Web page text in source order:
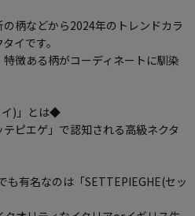
柄などから2024年のトレンドカラ
イです。
徴ある柄がコーディネートに馴染
イ)」とは◆
ピエゲ」で認知される高級ネクタ
も有名なのは「SETTEPIEGHE(セッ